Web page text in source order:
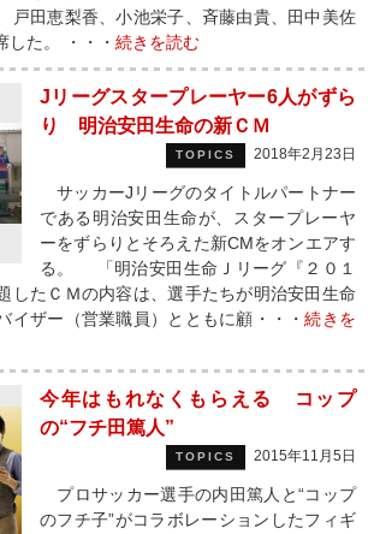
戸田恵梨香、小池栄子、斉藤由貴、田中美佐
した。 ・・・ 続きを読む
Jリーグスタープレーヤー6人がずら
り 明治安田生命の新ＣＭ
TOPICS 2018年2月23日
サッカーJリーグのタイトルパートナー
である明治安田生命が、スタープレーヤ
ーをずらりとそろえた新CMをオンエアす
る。 「明治安田生命Ｊリーグ『２０１
したＣＭの内容は、選手たちが明治安田生命
イザー（営業職員）とともに顧・・・続きを
今年はもれなくもらえる コップ
の“フチ田篤人”
TOPICS 2015年11月5日
プロサッカー選手の内田篤人と“コップ
のフチ子”がコラボレーションしたフィギ